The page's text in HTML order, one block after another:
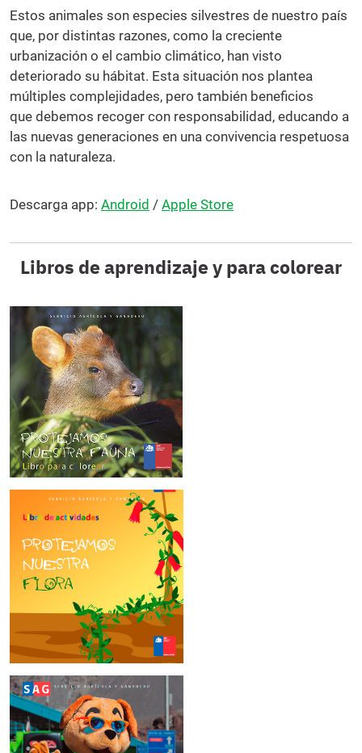
Estos animales son especies silvestres de nuestro país
que, por distintas razones, como la creciente
urbanización o el cambio climático, han visto
deteriorado su hábitat. Esta situación nos plantea
múltiples complejidades, pero también beneficios
que debemos recoger con responsabilidad, educando a
las nuevas generaciones en una convivencia respetuosa
con la naturaleza.
Descarga app: Android / Apple Store
Libros de aprendizaje y para colorear